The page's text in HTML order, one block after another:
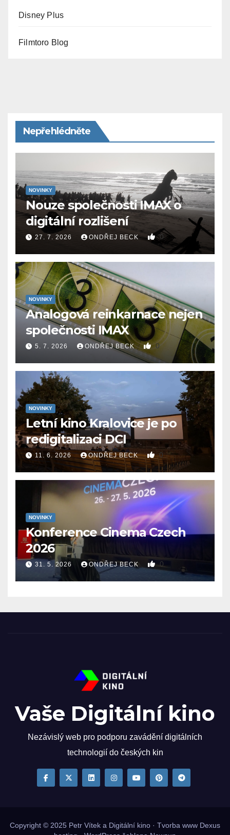
Disney Plus
Filmtoro Blog
Nepřehlédněte
NOVINKY
Nouze společnosti IMAX o
digitální rozlišení
27. 7. 2026 ONDŘEJ BECK 0
NOVINKY
Analogová reinkarnace nejen
společnosti IMAX
5. 7. 2026 ONDŘEJ BECK 0
NOVINKY
Letní kino Kralovice je po
redigitalizaci DCI
11. 6. 2026 ONDŘEJ BECK 0
NOVINKY
Konference Cinema Czech
2026
31. 5. 2026 ONDŘEJ BECK 0
Vaše Digitální kino
Nezávislý web pro podporu zavádění digitálních
technologií do českých kin
Copyright © 2025 Petr Vítek a Digitální kino · Tvorba www Dexus